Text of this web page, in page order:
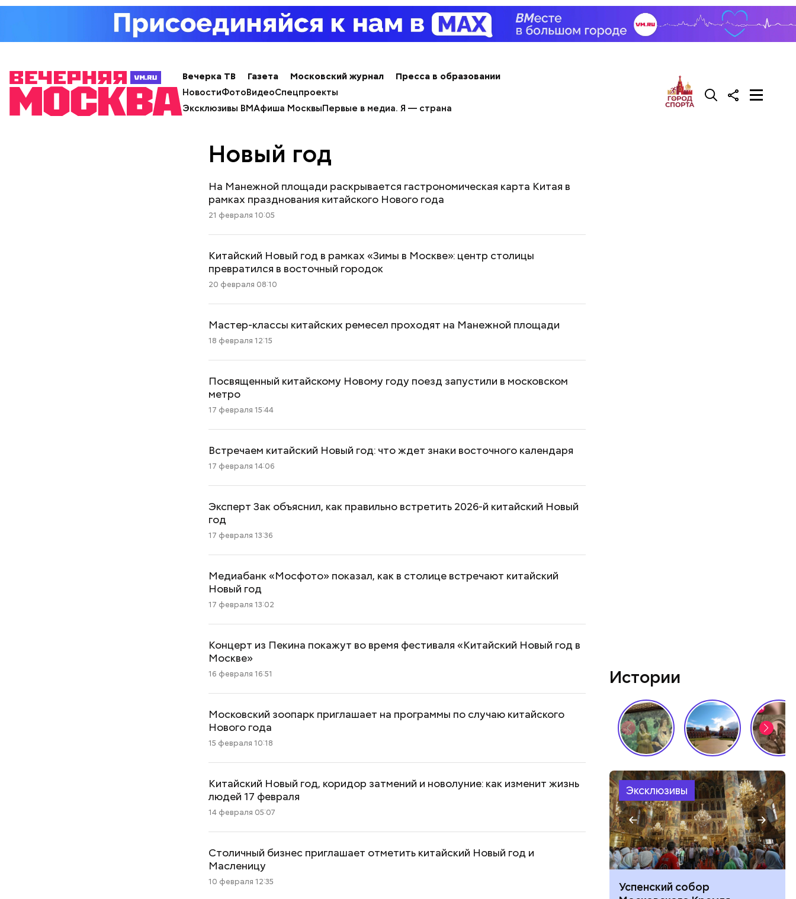
Вечерка ТВ Газета Московский журнал
Пресса в образовании
НовостиФотоВидеоСпецпроекты
Эксклюзивы ВМАфиша МосквыПервые в медиа. Я — страна
Новый год
На Манежной площади раскрывается гастрономическая карта Китая в
рамках празднования китайского Нового года
21 февраля 10:05
Китайский Новый год в рамках «Зимы в Москве»: центр столицы
превратился в восточный городок
20 февраля 08:10
Мастер-классы китайских ремесел проходят на Манежной площади
18 февраля 12:15
Посвященный китайскому Новому году поезд запустили в московском
метро
17 февраля 15:44
Встречаем китайский Новый год: что ждет знаки восточного календаря
17 февраля 14:06
Эксперт Зак объяснил, как правильно встретить 2026-й китайский Новый
год
17 февраля 13:36
Медиабанк «Мосфото» показал, как в столице встречают китайский
Новый год
17 февраля 13:02
Концерт из Пекина покажут во время фестиваля «Китайский Новый год в
Москве»
16 февраля 16:51
Московский зоопарк приглашает на программы по случаю китайского
Нового года
15 февраля 10:18
Китайский Новый год, коридор затмений и новолуние: как изменит жизнь
людей 17 февраля
14 февраля 05:07
Столичный бизнес приглашает отметить китайский Новый год и
Масленицу
10 февраля 12:35
Истории
Эксклюзивы
Одиссей, Аид, Дионис,
Успенский собор